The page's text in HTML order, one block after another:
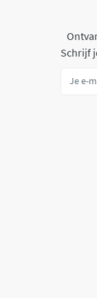
Schrijf